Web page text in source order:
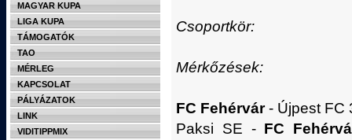
MAGYAR KUPA
LIGA KUPA
TÁMOGATÓK
TAO
MÉRLEG
KAPCSOLAT
PÁLYÁZATOK
LINK
VIDITIPPMIX
Csoportkör:
Mérkőzések:
FC Fehérvár- Újpest FC
Paksi SE - FC